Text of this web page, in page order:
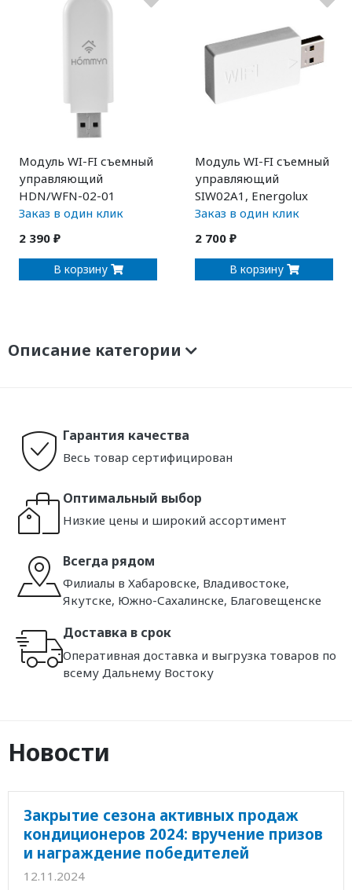
Модуль WI-FI съемный
управляющий
HDN/WFN-02-01
Заказ в один клик
2 390 ₽
В корзину
Модуль WI-FI съемный
управляющий
SIW02A1, Energolux
Заказ в один клик
2 700 ₽
В корзину
Описание категории
Гарантия качества
Весь товар сертифицирован
Оптимальный выбор
Низкие цены и широкий ассортимент
Всегда рядом
Филиалы в Хабаровске, Владивостоке,
Якутске, Южно-Сахалинске, Благовещенске
Доставка в срок
Оперативная доставка и выгрузка товаров по
всему Дальнему Востоку
Новости
Закрытие сезона активных продаж
кондиционеров 2024: вручение призов
и награждение победителей
12.11.2024